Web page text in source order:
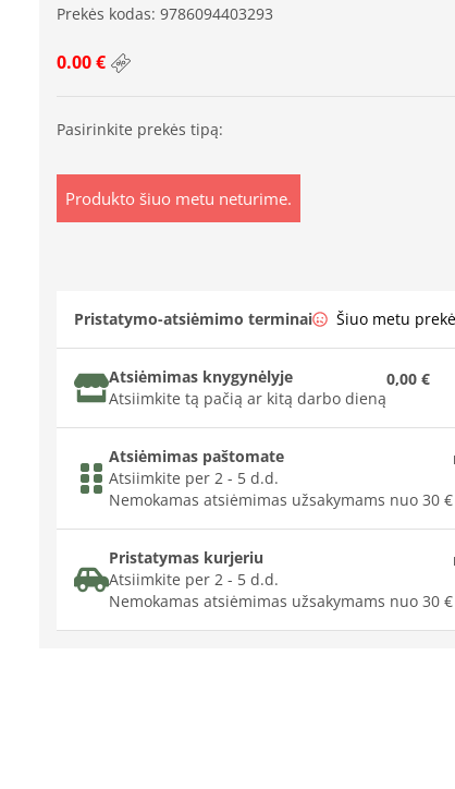
Prekės kodas: 9786094403293
0.00 €
Pasirinkite prekės tipą:
Produkto šiuo metu neturime.
Pristatymo-atsiėmimo terminai Šiuo metu
Atsiėmimas knygynėlyje
Atsiimkite tą pačią ar kitą darbo dieną
0,00 €
Atsiėmimas paštomate
Atsiimkite per 2 - 5 d.d.
Nemokamas atsiėmimas užsakymams nuo 30 €
Pristatymas kurjeriu
Atsiimkite per 2 - 5 d.d.
Nemokamas atsiėmimas užsakymams nuo 30 €